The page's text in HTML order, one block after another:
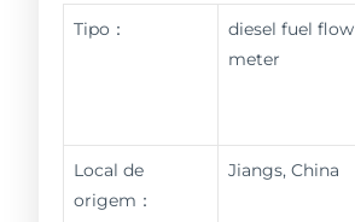
Tipo：
diesel fuel flow
meter
Local de
origem：
Jiangs, China